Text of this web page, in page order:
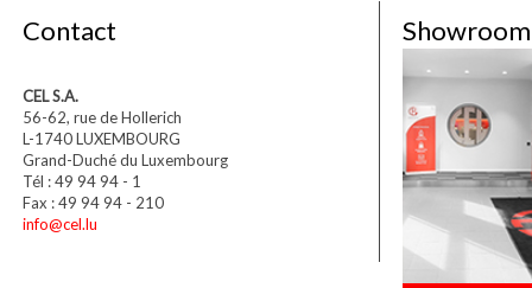
Contact
CEL S.A.
56-62, rue de Hollerich
L-1740 LUXEMBOURG
Grand-Duché du Luxembourg
Tél : 49 94 94 - 1
Fax : 49 94 94 - 210
info@cel.lu
Showroom